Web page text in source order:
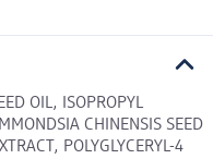
OIL, ISOPROPYL
CHINENSIS SEED
POLYGLYCERYL-4